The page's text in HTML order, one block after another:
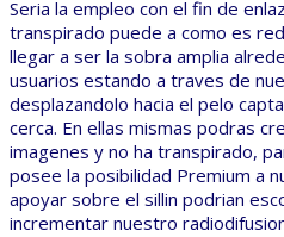
Seria la empleo con el fin de
transpirado puede a como es
llegar a ser la sobra amplia
usuarios estando a traves de
desplazandolo hacia el pelo
cerca. En ellas mismas podras
imagenes y no ha transpirado,
posee la posibilidad Premium a
apoyar sobre el sillin podrian
incrementar nuestro